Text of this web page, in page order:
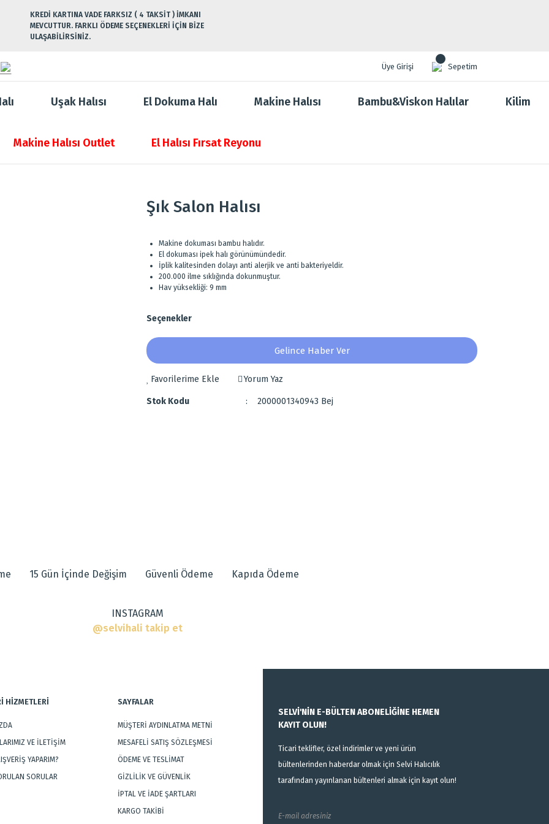
KREDİ KARTINA VADE FARKSIZ ( 4 TAKSİT ) İMKANI
MEVCUTTUR. FARKLI ÖDEME SEÇENEKLERİ İÇİN BİZE
ULAŞABİLİRSİNİZ.
Üye Girişi Sepetim
Uşak Halısı El Dokuma Halı Makine Halısı Bambu&Viskon Halılar Kilim
Makine Halısı Outlet El Halısı Fırsat Reyonu
Şık Salon Halısı
Makine dokuması bambu halıdır.
El dokuması ipek halı görünümündedir.
İplik kalitesinden dolayı anti alerjik ve anti bakteriyeldir.
200.000 ilme sıklığında dokunmuştur.
Hav yüksekliği: 9 mm
Seçenekler
Gelince Haber Ver
Yorum Yaz
Stok Kodu 2000001340943 Bej
Gönder
15 Gün İçinde Değişim Güvenli Ödeme Kapıda Ödeme
INSTAGRAM
@selvihali takip et
HİZMETLERİ
VE İLETİŞİM
YAPARIM?
SORULAR
SAYFALAR
MÜŞTERİ AYDINLATMA METNİ
MESAFELİ SATIŞ SÖZLEŞMESİ
ÖDEME VE TESLİMAT
GİZLİLİK VE GÜVENLİK
İPTAL VE İADE ŞARTLARI
KARGO TAKİBİ
SELVİ'NİN E-BÜLTEN ABONELİĞİNE HEMEN
KAYIT OLUN!
Ticari teklifler, özel indirimler ve yeni ürün
bültenlerinden haberdar olmak için Selvi Halıcılık
tarafından yayınlanan bültenleri almak için kayıt olun!